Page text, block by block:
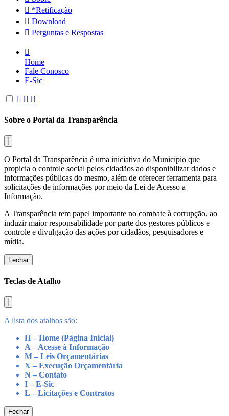
*Retificação
Download
Perguntas e Respostas
Home
Fale Conosco
E-Sic
Sobre o Portal da Transparência
O Portal da Transparência é uma iniciativa do Município que
propicia o controle social pelos cidadãos ao disponibilizar dados e
informações públicas do mesmo, além de oferecer ferramenta para
solicitações de informações por meio da Lei de Acesso a
Informação.
A Transparência tem papel importante no combate à corrupção, ao
induzir maior responsabilidade por parte dos gestores públicos e
controle e divulgação das ações por cidadãos, pesquisadores e
mídia.
Fechar
Teclas de Atalho
A lista dos atalhos são:
H – Home (Página Inicial)
A – Acesse à Informação
M – Leis Orçamentárias
X – Execução Orçamentária
N – Contato
I – E-Sic
L – Licitações e Contratos
Fechar